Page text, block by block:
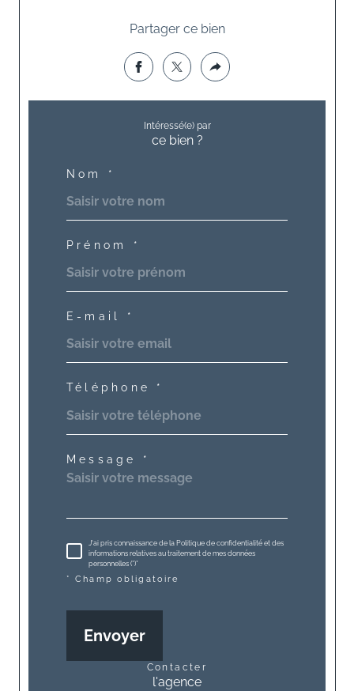
Partager ce bien
Intéressé(e) par
ce bien ?
Nom *
Prénom *
E-mail *
Téléphone *
Message *
J'ai pris connaissance de la Politique de confidentialité et des
informations relatives au traitement de mes données
personnelles (*)*
* Champ obligatoire
Envoyer
contacter
l'agence